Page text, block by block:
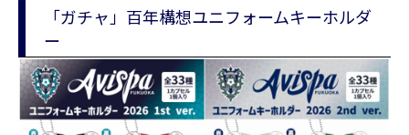
「ガチャ」百年構想ユニフォームキーホルダ
ー